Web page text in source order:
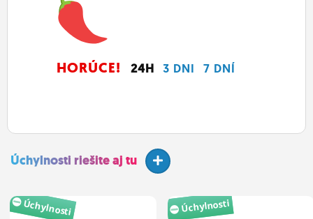
HORÚCE! 24H 3 DNI 7 DNÍ
Úchylnosti riešite aj tu
Úchylnosti Úchylnosti